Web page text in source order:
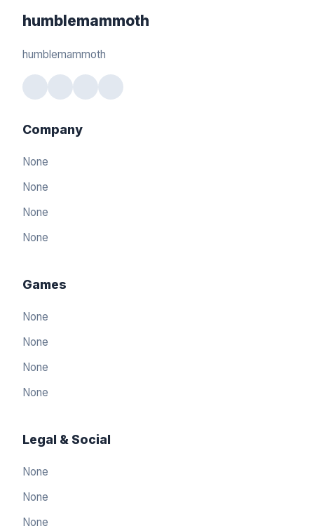
humblemammoth
humblemammoth
Company
None
None
None
None
Games
None
None
None
None
Legal & Social
None
None
None